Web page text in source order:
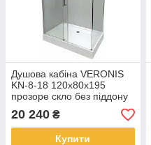
Душова кабіна VERONIS
KN-8-18 120х80х195
прозоре скло без піддону
20 240 ₴
Купити